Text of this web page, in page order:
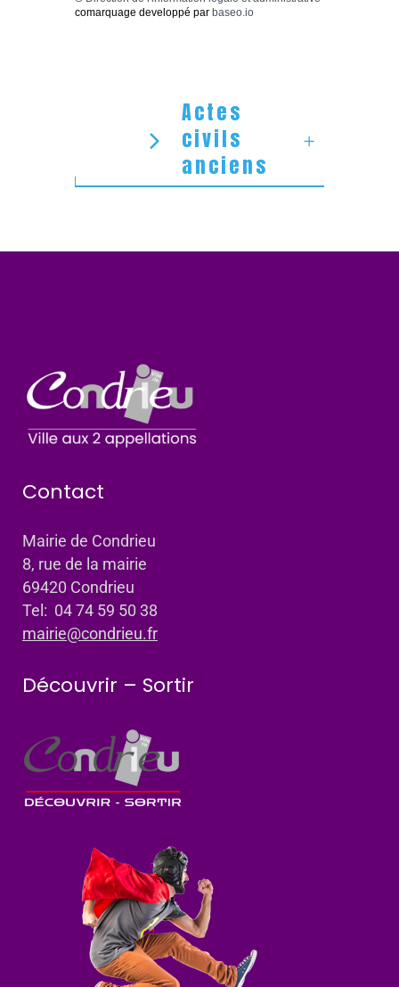
comarquage developpé par baseo.io
Actes
civils
anciens
Contact
Mairie de Condrieu
8, rue de la mairie
69420 Condrieu
Tel: 04 74 59 50 38
mairie@condrieu.fr
Découvrir – Sortir